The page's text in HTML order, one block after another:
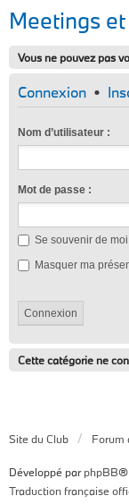
Meetings
Vous ne pouvez pas
Connexion •
Nom d’utilisateur :
Mot de passe :
Se souvenir de moi
Masquer ma
Cette catégorie ne
Site du Club Forum
Développé parphpBB®
Traduction française